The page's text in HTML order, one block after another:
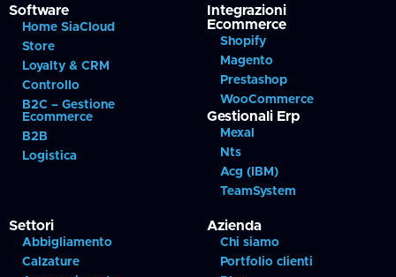
Software
Home SiaCloud
Store
Loyalty & CRM
Controllo
B2C – Gestione
Ecommerce
B2B
Logistica
Integrazioni
Ecommerce
Shopify
Magento
Prestashop
WooCommerce
Gestionali Erp
Mexal
Nts
Acg (IBM)
TeamSystem
Settori
Abbigliamento
Calzature
Azienda
Chi siamo
Portfolio clienti